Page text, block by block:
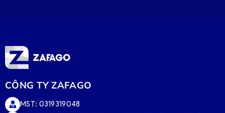
CÔNG TY ZAFAGO
MST: 0319319048